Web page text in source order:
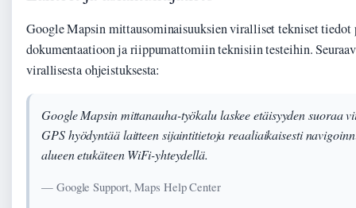
Google Mapsin mittausominaisuuksien viralliset tekniset tiedot
dokumentaatioon ja riippumattomiin teknisiin testeihin.
virallisesta ohjeistuksesta:
Google Mapsin mittanauha-työkalu laskee etäisyyden suoraa
GPS hyödyntää laitteen sijaintitietoja reaaliaikaisesti
alueen etukäteen WiFi-yhteydellä.
— Google Support, Maps Help Center